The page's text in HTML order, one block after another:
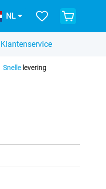
NL
Klantenservice
Snellelevering